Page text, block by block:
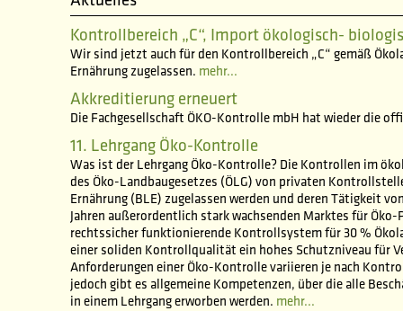
Kontrollbereich „C“, Import ökologisch-
Wir sind jetzt auch für den Kontrollbereich „C“ gemäß
Ernährung zugelassen. mehr...
Akkreditierung erneuert
Die Fachgesellschaft ÖKO-Kontrolle mbH hat wieder die
11. Lehrgang Öko-Kontrolle
Was ist der Lehrgang Öko-Kontrolle? Die Kontrollen im
des Öko-Landbaugesetzes (ÖLG) von privaten
Ernährung (BLE) zugelassen werden und deren Tätigkeit
Jahren außerordentlich stark wachsenden Marktes für
rechtssicher funktionierende Kontrollsystem für 30 %
einer soliden Kontrollqualität ein hohes Schutzniveau für
Anforderungen einer Öko-Kontrolle variieren je nach
jedoch gibt es allgemeine Kompetenzen, über die alle
in einem Lehrgang erworben werden. mehr...